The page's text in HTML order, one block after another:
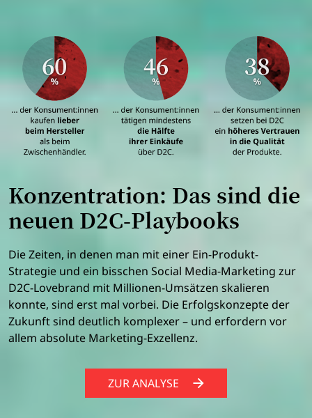
Konzentration: Das sind die
neuen D2C-Playbooks
Die Zeiten, in denen man mit einer Ein-Produkt-
Strategie und ein bisschen Social Media-Marketing zur
D2C-Lovebrand mit Millionen-Umsätzen skalieren
konnte, sind erst mal vorbei. Die Erfolgskonzepte der
Zukunft sind deutlich komplexer – und erfordern vor
allem absolute Marketing-Exzellenz.
ZUR ANALYSE